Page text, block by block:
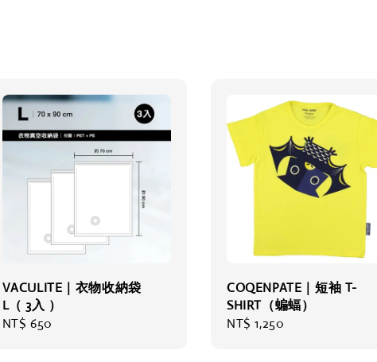
VACULITE｜衣物收納袋
L（ 3入 ）
Regular
NT$ 650
COQENPATE｜短袖 T-
SHIRT（蝙蝠）
Regular
NT$ 1,250